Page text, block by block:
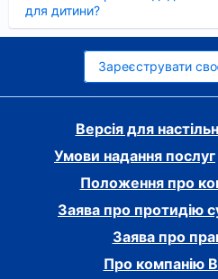
для дитини?
Зареєструвати
Версія для
Умови надання послуг
Положення про
Заява про протидію
Заява про
Про компанію